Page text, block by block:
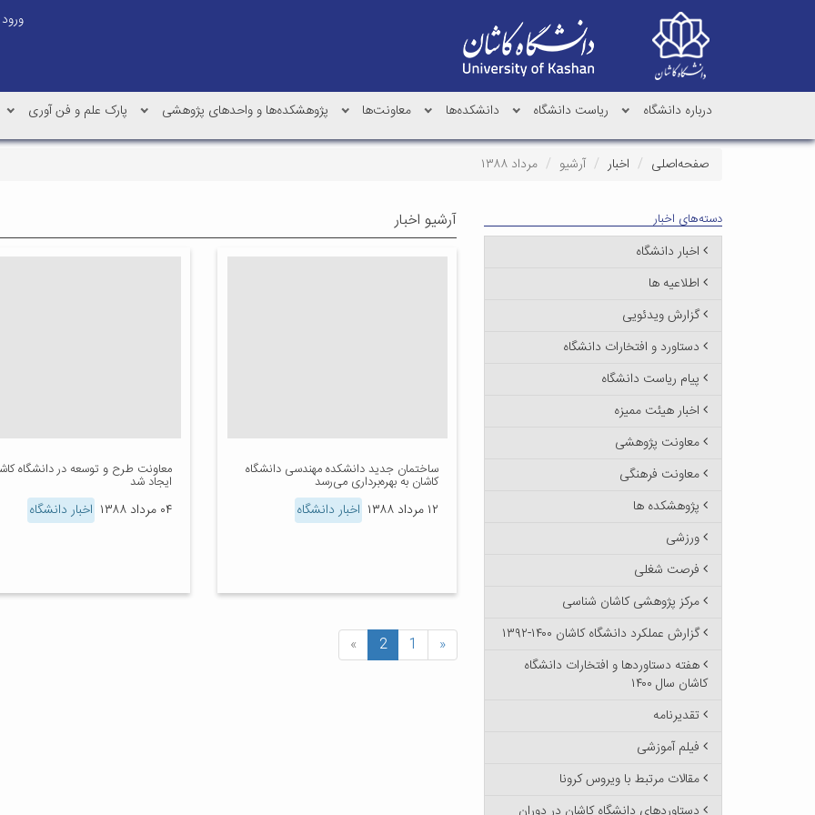
ورود
درباره دانشگاه ریاست دانشگاه دانشکده‌ها معاونت‌ها پژوهشکده‌ها و واحدهای پژوهشی پارک علم و فن آوری
صفحه‌اصلی اخبار آرشیو مرداد ۱۳۸۸
آرشیو اخبار
ساختمان جدید دانشکده مهندسی دانشگاه
کاشان به بهره‌برداری می‌رسد
۱۲ مرداد ۱۳۸۸ اخبار دانشگاه
معاونت طرح و توسعه در دانشگاه
ایجاد شد
۰۴ مرداد ۱۳۸۸ اخبار دانشگاه
«
1
2
»
دسته‌های اخبار
اخبار دانشگاه
اطلاعیه ها
گزارش ویدئویی
دستاورد و افتخارات دانشگاه
پیام ریاست دانشگاه
اخبار هیئت ممیزه
معاونت پژوهشی
معاونت فرهنگی
پژوهشکده ها
ورزشی
فرصت شغلی
مرکز پژوهشی کاشان شناسی
گزارش عملکرد دانشگاه کاشان ۱۴۰۰-۱۳۹۲
هفته دستاوردها و افتخارات دانشگاه
کاشان سال ۱۴۰۰
تقدیرنامه
فیلم آموزشی
مقالات مرتبط با ویروس کرونا